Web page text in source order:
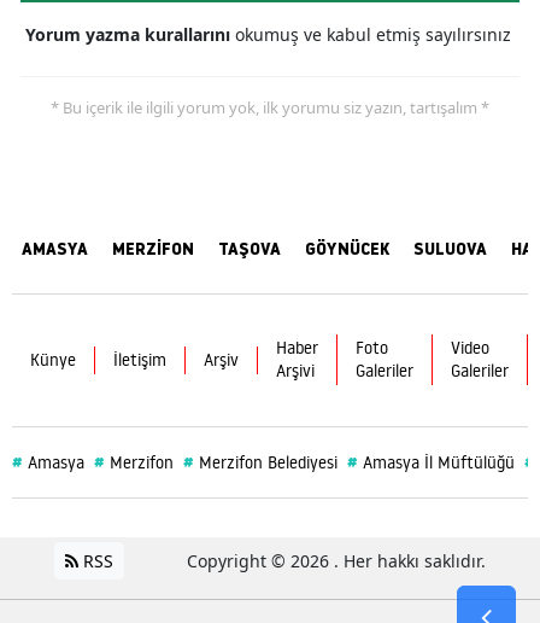
Yorum yazma kurallarını okumuş ve kabul etmiş sayılırsınız
* Bu içerik ile ilgili yorum yok, ilk yorumu siz yazın, tartışalım *
AMASYA MERZİFON TAŞOVA GÖYNÜCEK SULUOVA
Künye İletişim Arşiv
Haber
Arşivi
Foto
Galeriler
Video
Galeriler
# Amasya # Merzifon # Merzifon Belediyesi # Amasya İl Müftülüğü #
RSS Copyright © 2026 . Her hakkı saklıdır.